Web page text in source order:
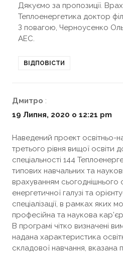
Дякуємо за пропозиції.
Теплоенергетика доктор
З повагою, Черноусенко
АЕС.
ВІДПОВІСТИ
Дмитро :
19 Липня, 2020 о 12:21 pm
Наведений проект освітньо-
третього рівня вищої освіти
спеціальності 144
типових навчальних та
врахуванням сьогоднішнього
енергетичної галузі та
спеціалізації, в рамках яких
професійна та наукова
В програмі чітко визначені
надана характеристика
складової навчання, вказана